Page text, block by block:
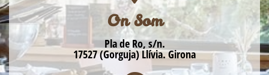
On Som
Pla de Ro, s/n.
17527 (Gorguja) Llívia. Girona